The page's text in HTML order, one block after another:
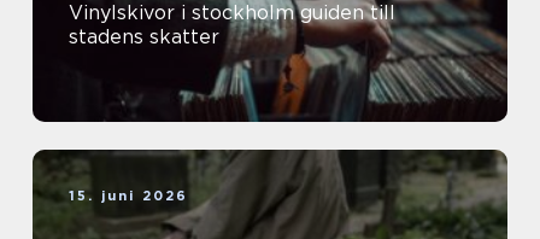
Vinylskivor i stockholm guiden till
stadens skatter
15. juni 2026